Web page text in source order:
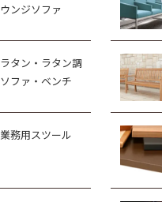
ウンジソファ
ラタン・ラタン調
ソファ・ベンチ
業務用スツール